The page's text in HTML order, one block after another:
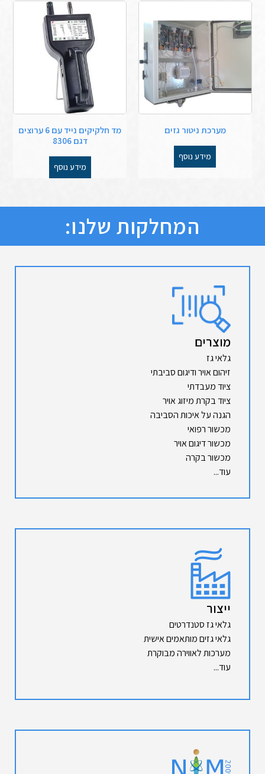
מערכת ניטור גזים
מידע נוסף
מד חלקיקים נייד עם 6 ערוצים
דגם 8306
מידע נוסף
המחלקות שלנו:
מוצרים
גלאי גז
זיהום אויר ודיגום סביבתי
ציוד מעבדתי
ציוד בקרת מיזוג אויר
הגנה על איכות הסביבה
מכשור רפואי
מכשור דיגום אויר
מכשור בקרה
עוד...
ייצור
גלאי גז סטנדרטים
גלאי גזים מותאמים אישית
מערכות לאווירה מבוקרת
עוד...